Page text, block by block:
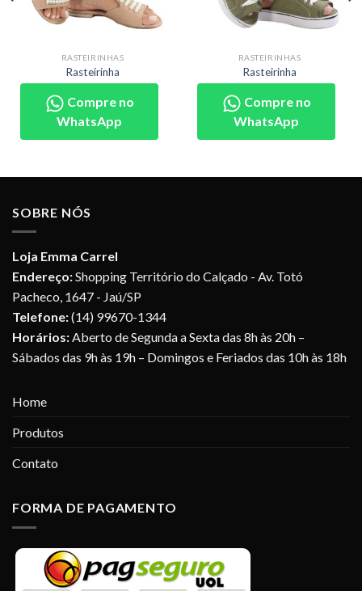
RASTEIRINHAS
Rasteirinha
Compre no
WhatsApp
RASTEIRINHAS
Rasteirinha
Compre no
WhatsApp
SOBRE NÓS
Loja Emma Carrel
Endereço:Shopping Território do Calçado - Av. Totó
Pacheco, 1647 - Jaú/SP
Telefone:(14) 99670-1344
Horários:Aberto de Segunda a Sexta das 8h às 20h –
Sábados das 9h às 19h – Domingos e Feriados das 10h às 18h
Home
Produtos
Contato
FORMA DE PAGAMENTO